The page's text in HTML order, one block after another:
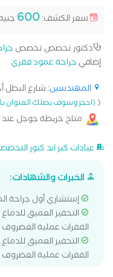
سعر الكشف:600
دكتور تخصص تخصص
إضافي جراحة عمود فقري
المهندسين: شارع البطل
((احجز وسوف يصلك العنوان
متاح خريطة جوجل عند
عيادات كير اند كيور
الخبرات والشهادات:
إستشاري أول جراحة
التحفيز العميق
الفقرات عملية
التحفيز العميق
الفقرات عملية